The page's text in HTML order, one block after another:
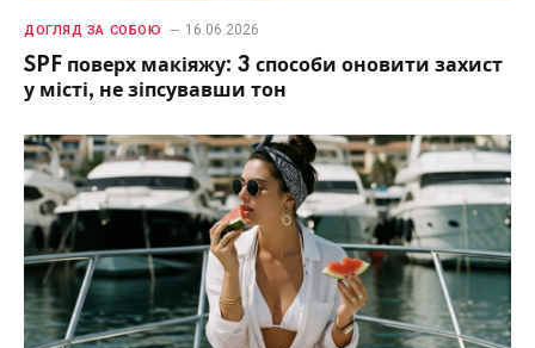
ДОГЛЯД ЗА СОБОЮ 16.06.2026
SPF поверх макіяжу: 3 способи оновити захист
у місті, не зіпсувавши тон